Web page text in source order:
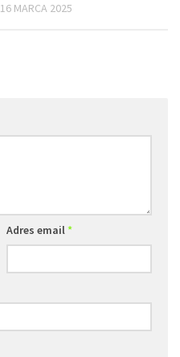
16 MARCA 2025
Adres email*